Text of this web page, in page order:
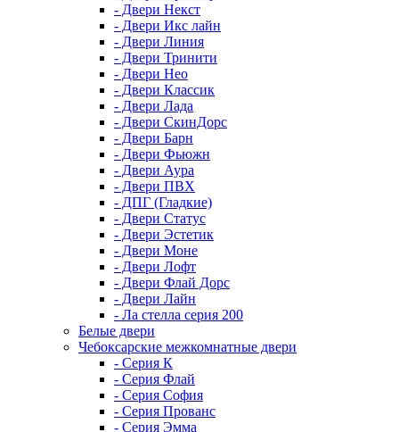
- Двери Некст
- Двери Икс лайн
- Двери Линия
- Двери Тринити
- Двери Нео
- Двери Классик
- Двери Лада
- Двери СкинДорс
- Двери Барн
- Двери Фьюжн
- Двери Аура
- Двери ПВХ
- ДПГ (Гладкие)
- Двери Статус
- Двери Эстетик
- Двери Моне
- Двери Лофт
- Двери Флай Дорс
- Двери Лайн
- Ла стелла серия 200
Белые двери
Чебоксарские межкомнатные двери
- Серия К
- Серия Флай
- Серия София
- Серия Прованс
- Серия Эмма